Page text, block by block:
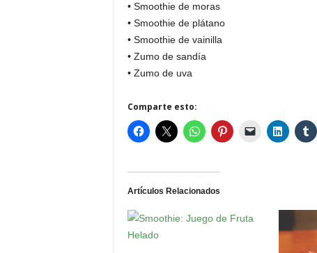
• Smoothie de moras
• Smoothie de plátano
• Smoothie de vainilla
• Zumo de sandía
• Zumo de uva
Comparte esto:
Artículos Relacionados